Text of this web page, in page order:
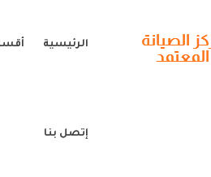
الرئيسية
إتصل بنا